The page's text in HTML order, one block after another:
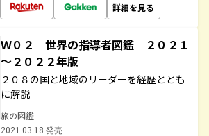
詳細を見る
Ｗ０２ 世界の指導者図鑑 ２０２１
～２０２２年版
２０８の国と地域のリーダーを経歴ととも
に解説
旅の図鑑
2021.03.18 発売